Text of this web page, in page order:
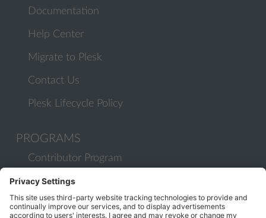
Documentation
Help Center
Migrate to Plesk
Contact Us
Plesk Lifecycle Policy
PROGRAMS
Contributor Program
Partner Program